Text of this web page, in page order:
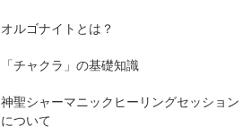
オルゴナイトとは？
「チャクラ」の基礎知識
神聖シャーマニックヒーリングセッション
について